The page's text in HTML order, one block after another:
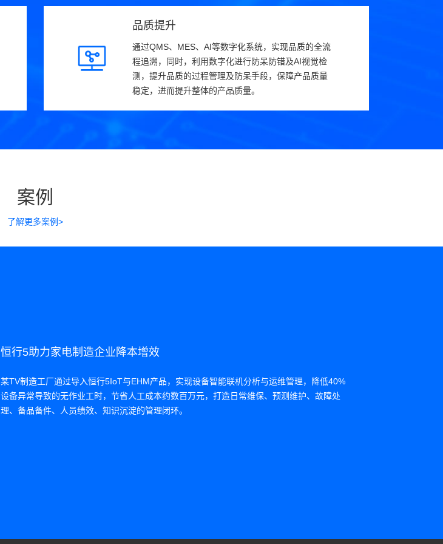
品质提升
通过QMS、MES、AI等数字化系统，实现品质的全流
程追溯，同时，利用数字化进行防呆防错及AI视觉检
测，提升品质的过程管理及防呆手段，保障产品质量
稳定，进而提升整体的产品质量。
案例
了解更多案例>
恒行5助力家电制造企业降本增效
某TV制造工厂通过导入恒行5IoT与EHM产品，实现设备智能联机分析与运维管理，降低40%
设备异常导致的无作业工时，节省人工成本约数百万元，打造日常维保、预测维护、故障处
理、备品备件、人员绩效、知识沉淀的管理闭环。